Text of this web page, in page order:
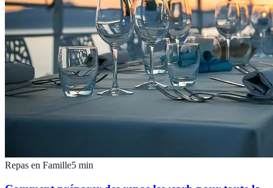
Repas en Famille5 min